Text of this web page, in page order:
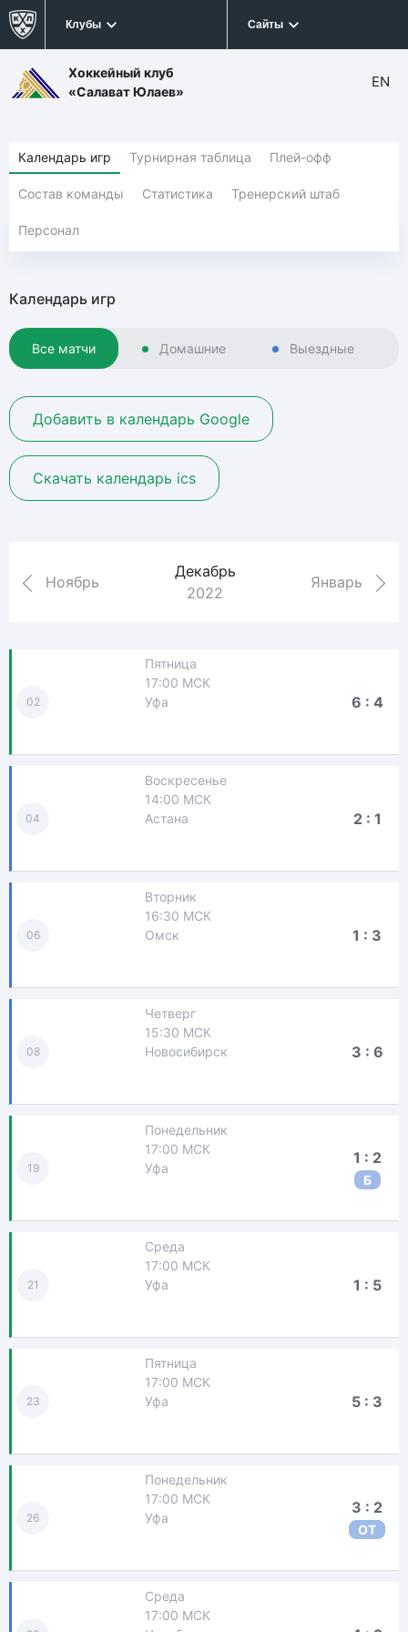
Клубы Сайты
Хоккейный клуб
«Салават Юлаев»
EN
Календарь игр Турнирная таблица Плей-офф
Состав команды Статистика Тренерский штаб
Персонал
Календарь игр
Все матчи Домашние Выездные
Добавить в календарь Google
Скачать календарь ics
Ноябрь
Декабрь
2022
Январь
02
Пятница
17:00 МСК
Уфа
6 : 4
04
Воскресенье
14:00 МСК
Астана
2 : 1
06
Вторник
16:30 МСК
Омск
1 : 3
08
Четверг
15:30 МСК
Новосибирск
3 : 6
19
Понедельник
17:00 МСК
Уфа
1 : 2
Б
21
Среда
17:00 МСК
Уфа
1 : 5
23
Пятница
17:00 МСК
Уфа
5 : 3
26
Понедельник
17:00 МСК
Уфа
3 : 2
ОТ
Среда
17:00 МСК